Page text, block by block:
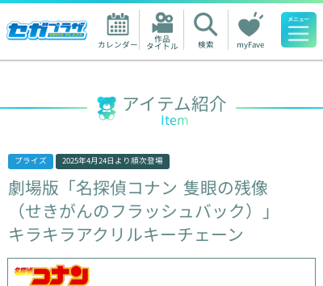
カレンダー 作品
タイトル 検索 myFave
人気ワード
アイテム紹介
Item
プライズ 2025年4月24日 より順次登場
劇場版「名探偵コナン 隻眼の残像
（せきがんのフラッシュバック）」
キラキラアクリルキーチェーン